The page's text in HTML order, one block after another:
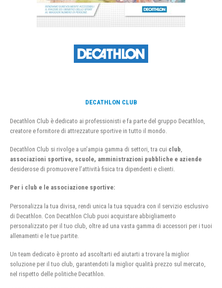
DECATHLON CLUB
Decathlon Club è dedicato ai professionisti e fa parte del gruppo Decathlon,
creatore e fornitore di attrezzature sportive in tutto il mondo.
Decathlon Club si rivolge a un’ampia gamma di settori, tra cui club
associazioni sportive, scuole, amministrazioni pubbliche e aziende
desiderose di promuovere l’attività fisica tra dipendenti e clienti.
Per i club e le associazione sportive:
Personalizza la tua divisa, rendi unica la tua squadra con il servizio esclusivo
di Decathlon. Con Decathlon Club puoi acquistare abbigliamento
personalizzato per il tuo club, oltre ad una vasta gamma di accessori per i tuoi
allenamenti e le tue partite.
Un team dedicato è pronto ad ascoltarti ed aiutarti a trovare la miglior
soluzione per il tuo club, garantendoti la miglior qualità prezzo sul mercato,
nel rispetto delle politiche Decathlon.